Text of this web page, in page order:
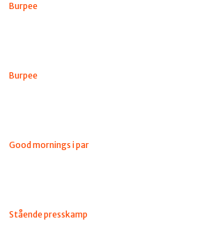
Burpee
Burpee
Good mornings i par
Stående presskamp